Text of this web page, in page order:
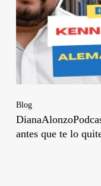
Blog
antes que te lo